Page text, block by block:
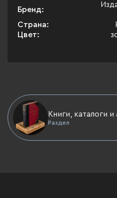
Бренд:
Страна:
Цвет:
Книги, каталоги
Раздел